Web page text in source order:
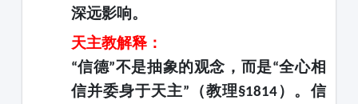
深远影响。
天主教解释：
“信德”不是抽象的观念，而是“全心相
信并委身于天主” （教理§1814 ）。信